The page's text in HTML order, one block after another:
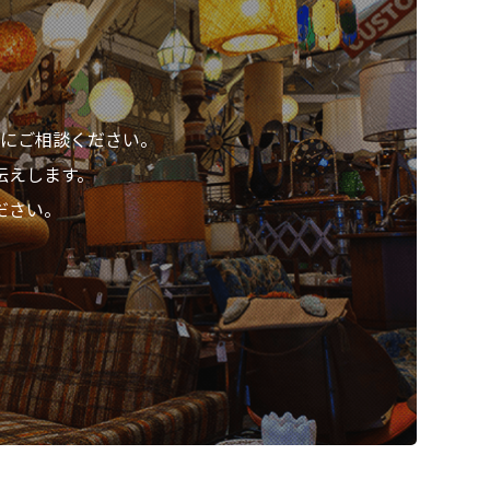
ご相談ください。
えします。
い。